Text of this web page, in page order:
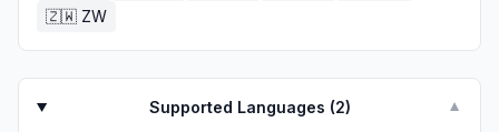
🇿🇼 ZW
Supported Languages (2) ▼